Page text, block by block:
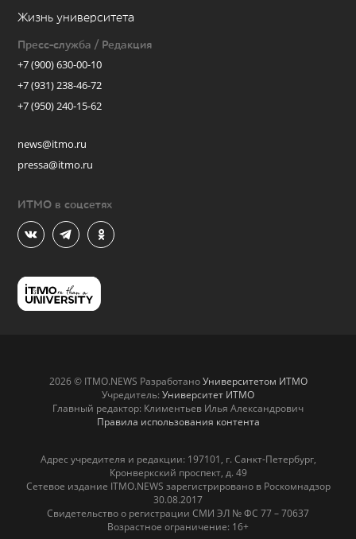
Жизнь университета
Пресс-служба / Редакция
+7 (900) 630-00-10
+7 (931) 238-46-72
+7 (950) 240-15-62
news@itmo.ru
pressa@itmo.ru
ИТМО в соцсетях
2026 © ITMO.NEWS РазработаноУниверситетом ИТМО
Учредитель: Университет ИТМО
Главный редактор: Климентьев Илья Александрович
Правила использования контента
Адрес учредителя и редакции: 197101, г. Санкт-Петербург,
Кронверкский проспект, д. 49
Сетевое издание ITMO.NEWS зарегистрировано в Роскомнадзор
30.08.2017
Свидетельство о регистрации СМИ ЭЛ № ФС 77 – 70637
Возрастное ограничение: 16+